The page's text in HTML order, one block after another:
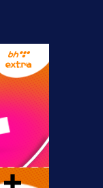
želi obući